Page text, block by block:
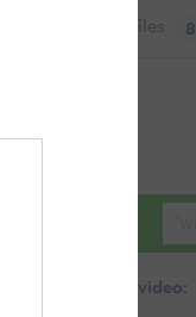
Files 8
Zoeken in foto & video: